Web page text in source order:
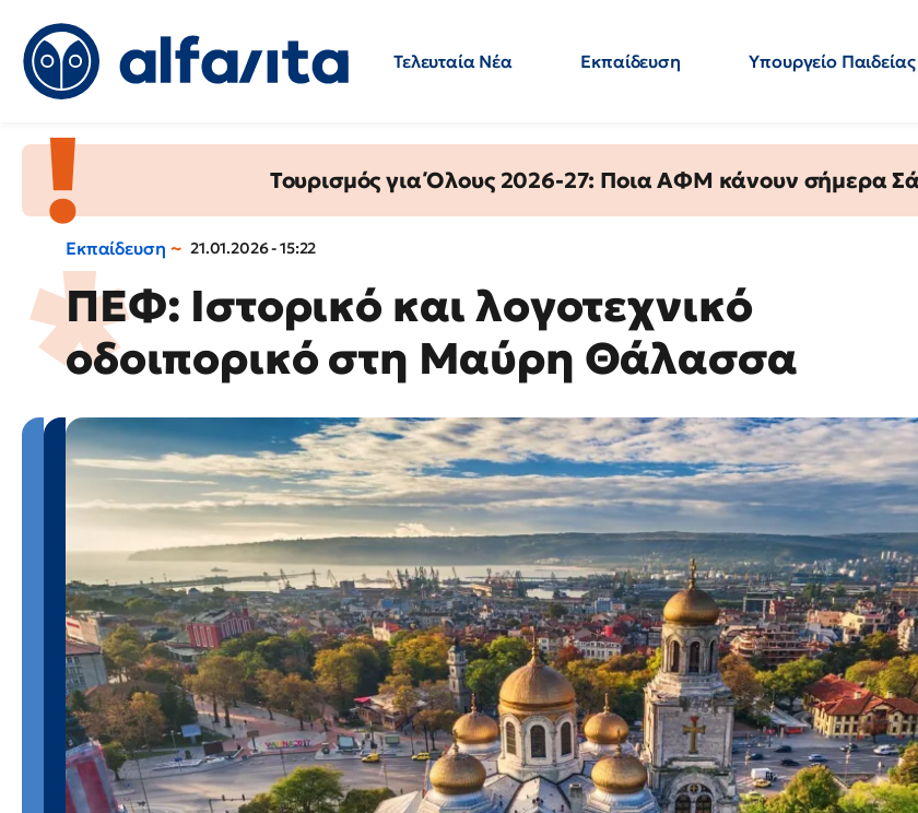
Τελευταία Νέα Εκπαίδευση Υπουργείο Παιδείας
Τουρισμός για Όλους 2026-27: Ποια ΑΦΜ κάνουν σήμερα
Εκπαίδευση 21.01.2026 - 15:22
ΠΕΦ: Ιστορικό και λογοτεχνικό
οδοιπορικό στη Μαύρη Θάλασσα